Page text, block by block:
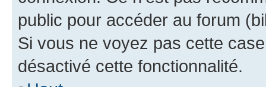
public pour accéder au forum
Si vous ne voyez pas cette
désactivé cette fonctionnalité.